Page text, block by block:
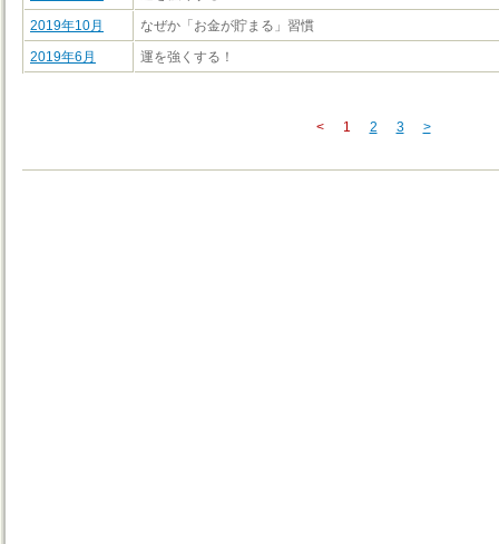
2019年10月
なぜか「お金が貯まる」習慣
2019年6月
運を強くする！
< 1 2 3 >